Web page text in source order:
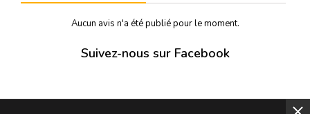
Aucun avis n'a été publié pour le moment.
Suivez-nous sur Facebook